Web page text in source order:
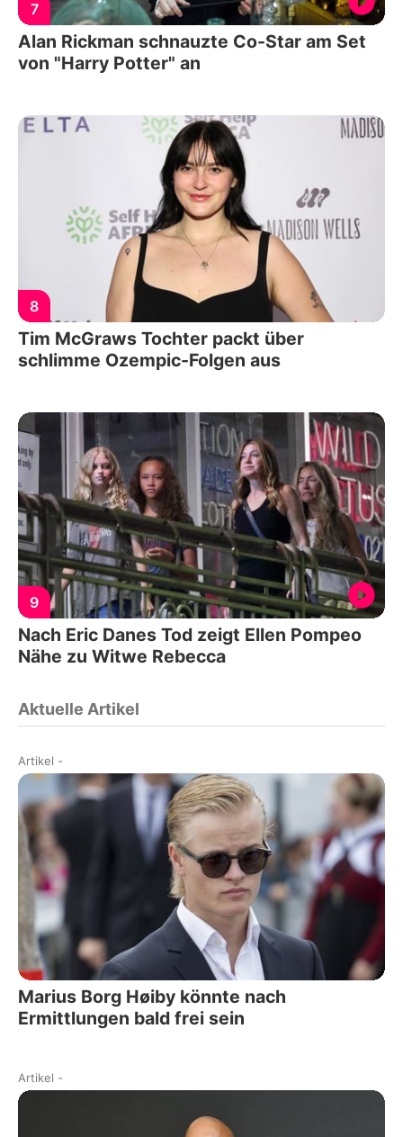
7
Alan Rickman schnauzte Co-Star am Set
von "Harry Potter" an
8
Tim McGraws Tochter packt über
schlimme Ozempic-Folgen aus
9
Nach Eric Danes Tod zeigt Ellen Pompeo
Nähe zu Witwe Rebecca
Aktuelle Artikel
Artikel -
Marius Borg Høiby könnte nach
Ermittlungen bald frei sein
Artikel -